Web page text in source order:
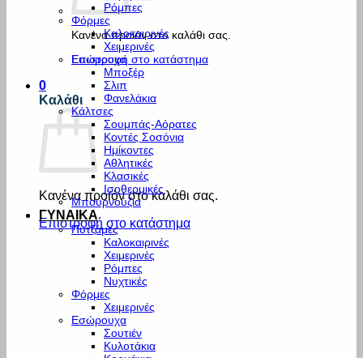
Κανένα προϊόν στο καλάθι σας.
Επιστροφή στο κατάστημα
0
Καλάθι
Κανένα προϊόν στο καλάθι σας.
Επιστροφή στο κατάστημα
Ρόμπες
Φόρμες
Καλοκαιρινές
Χειμερινές
Εσώρουχα
Μποξέρ
Σλιπ
Φανελάκια
Κάλτσες
Σουμπάς-Αόρατες
Κοντές Σοσόνια
Ημίκοντες
Αθλητικές
Κλασικές
Ισοθερμικές
Μπουρνούζια
ΓΥΝΑΙΚΑ
Πυτζάμες
Καλοκαιρινές
Χειμερινές
Ρόμπες
Νυχτικές
Φόρμες
Χειμερινές
Εσώρουχα
Σουτιέν
Κυλοτάκια